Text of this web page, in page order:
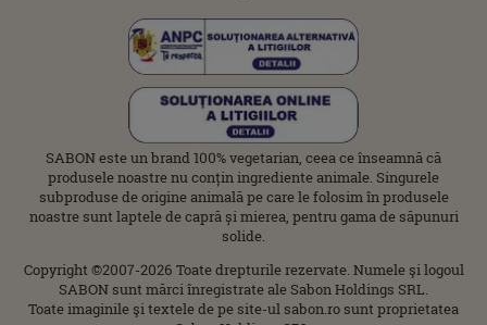
SABON este un brand 100% vegetarian, ceea ce înseamnă că
produsele noastre nu conțin ingrediente animale. Singurele
subproduse de origine animală pe care le folosim în produsele
noastre sunt laptele de capră și mierea, pentru gama de săpunuri
solide.
Copyright ©2007-2026 Toate drepturile rezervate. Numele şi logoul
SABON sunt mărci înregistrate ale Sabon Holdings SRL.
Toate imaginile şi textele de pe site-ul sabon.ro sunt proprietatea